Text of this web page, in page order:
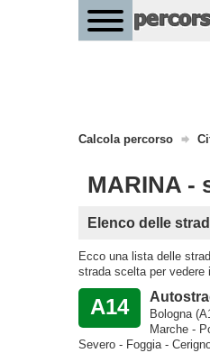
Calcola percorso
MARINA -
Elenco delle
Ecco una lista delle
strada scelta per vedere
A14
Bologna
Marche -
Severo - Foggia -